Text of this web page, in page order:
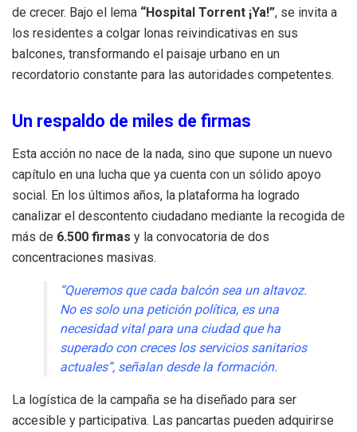
de crecer. Bajo el lema “Hospital Torrent ¡Ya!”, se invita a
los residentes a colgar lonas reivindicativas en sus
balcones, transformando el paisaje urbano en un
recordatorio constante para las autoridades competentes.
Un respaldo de miles de firmas
Esta acción no nace de la nada, sino que supone un nuevo
capítulo en una lucha que ya cuenta con un sólido apoyo
social. En los últimos años, la plataforma ha logrado
canalizar el descontento ciudadano mediante la recogida de
más de 6.500 firmas y la convocatoria de dos
concentraciones masivas.
“Queremos que cada balcón sea un altavoz.
No es solo una petición política, es una
necesidad vital para una ciudad que ha
superado con creces los servicios sanitarios
actuales”, señalan desde la formación.
La logística de la campaña se ha diseñado para ser
accesible y participativa. Las pancartas pueden adquirirse